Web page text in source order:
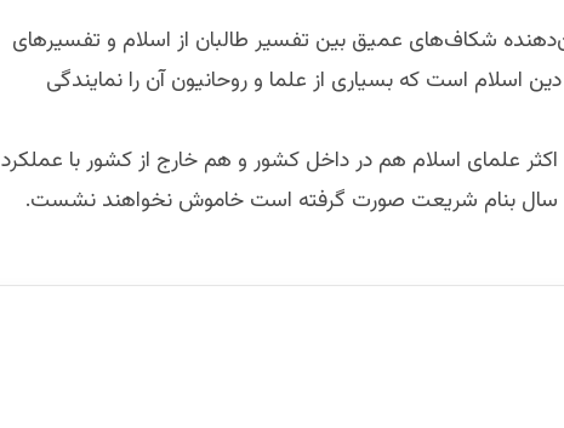
شکاف‌های عمیق بین تفسیر طالبان از اسلام و تفسیرهای
اسلام است که بسیاری از علما و روحانیون آن را نمایندگی
اکثر علمای اسلام هم در داخل کشور و هم خارج از کشور با عملکرد
سال بنام شریعت صورت گرفته است خاموش نخواهند نشست.